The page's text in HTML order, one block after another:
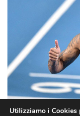
Utilizziamo i